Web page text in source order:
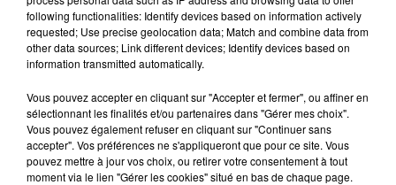
Gagnez vos entrées pour le
Musée du Sport Automobile au
Mans !
following functionalities: Identify devices based on information actively
requested; Use precise geolocation data; Match and combine data from
other data sources; Link different devices; Identify devices based on
information transmitted automatically.
Vous pouvez accepter en cliquant sur "Accepter et fermer", ou affiner en
sélectionnant les finalités et/ou partenaires dans "Gérer mes choix".
Vous pouvez également refuser en cliquant sur "Continuer sans
accepter". Vos préférences ne s'appliqueront que pour ce site. Vous
pouvez mettre à jour vos choix, ou retirer votre consentement à tout
moment via le lien "Gérer les cookies" situé en bas de chaque page.